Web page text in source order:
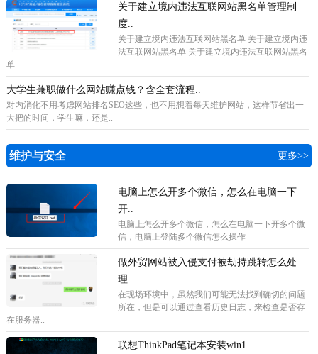
关于建立境内违法互联网站黑名单管理制
度..
关于建立境内违法互联网站黑名单 关于建立境内违
法互联网站黑名单 关于建立境内违法互联网站黑名
单 ..
大学生兼职做什么网站赚点钱？含全套流程..
对内消化不用考虑网站排名SEO这些，也不用想着每天维护网站，这样节省出一
大把的时间，学生嘛，还是..
维护与安全 更多>>
电脑上怎么开多个微信，怎么在电脑一下
开..
电脑上怎么开多个微信，怎么在电脑一下开多个微
信，电脑上登陆多个微信怎么操作
做外贸网站被入侵支付被劫持跳转怎么处
理..
在现场环境中，虽然我们可能无法找到确切的问题
所在，但是可以通过查看历史日志，来检查是否存
在服务器..
联想ThinkPad笔记本安装win1..